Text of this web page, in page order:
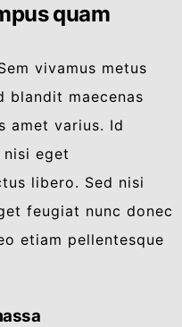
quam
vivamus metus
blandit maecenas
amet varius. Id
eget
libero. Sed nisi
feugiat nunc donec
etiam pellentesque